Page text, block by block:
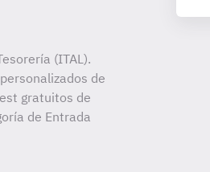
(ITAL).
de
gratuitos de
de Entrada